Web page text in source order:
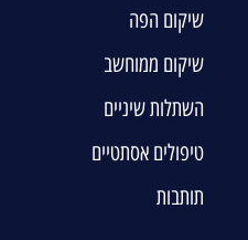
שיקום הפה
שיקום ממוחשב
השתלות שיניים
טיפולים אסתטיים
תותבות